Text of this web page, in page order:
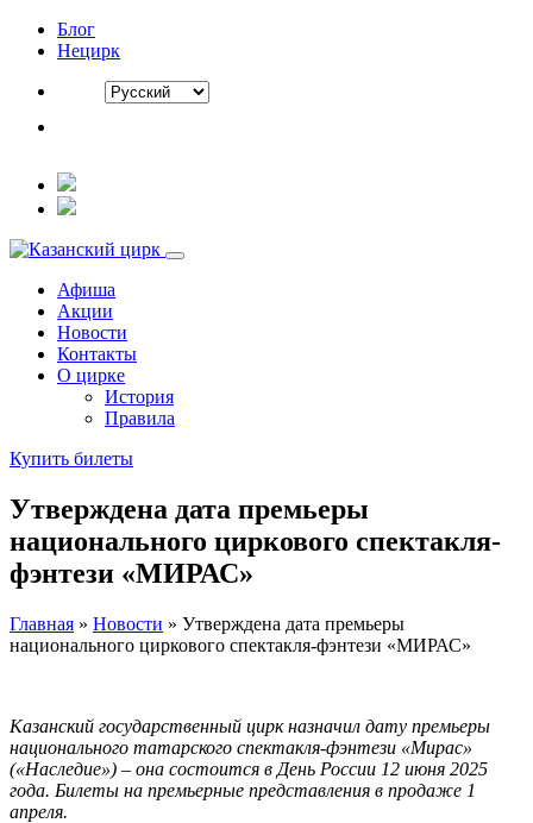
Блог
Нецирк
Афиша
Акции
Новости
Контакты
О цирке
История
Правила
Купить билеты
Утверждена дата премьеры
национального циркового спектакля-
фэнтези «МИРАС»
Главная » Новости » Утверждена дата премьеры
национального циркового спектакля-фэнтези «МИРАС»
Казанский государственный цирк назначил дату премьеры
национального татарского спектакля-фэнтези «Мирас»
(«Наследие») – она состоится в День России 12 июня 2025
года. Билеты на премьерные представления в продаже 1
апреля.